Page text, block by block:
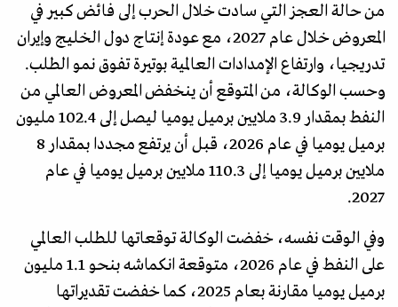
من حالة العجز التي سادت خلال الحرب إلى فائض كبير في
المعروض خلال عام 2027، مع عودة إنتاج دول الخليج وإيران
تدريجيا، وارتفاع الإمدادات العالمية بوتيرة تفوق نمو الطلب.
وحسب الوكالة، من المتوقع أن ينخفض المعروض العالمي من
النفط بمقدار 3.9 ملايين برميل يوميا ليصل إلى 102.4 مليون
برميل يوميا في عام 2026، قبل أن يرتفع مجددا بمقدار 8
ملايين برميل يوميا إلى 110.3 ملايين برميل يوميا في عام
2027.
وفي الوقت نفسه، خفضت الوكالة توقعاتها للطلب العالمي
على النفط في عام 2026، متوقعة انكماشه بنحو 1.1 مليون
برميل يوميا مقارنة بعام 2025، كما خفضت تقديراتها